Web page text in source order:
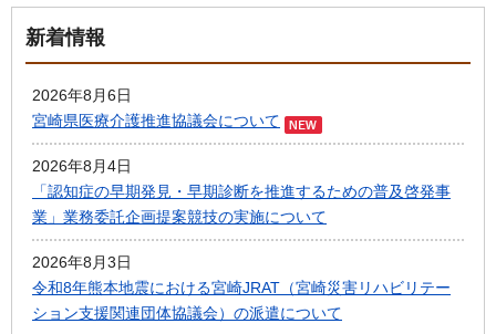
新着情報
2026年8月6日
宮崎県医療介護推進協議会について
2026年8月4日
「認知症の早期発見・早期診断を推進するための普及啓発事
業」業務委託企画提案競技の実施について
2026年8月3日
令和8年熊本地震における宮崎JRAT（宮崎災害リハビリテー
ション支援関連団体協議会）の派遣について